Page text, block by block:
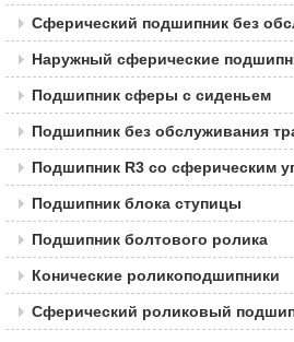
Сферический подшипник без
Наружный сферические
Подшипник сферы с сиденьем
Подшипник без обслуживания
Подшипник R3 со сферическим
Подшипник блока ступицы
Подшипник болтового ролика
Конические роликоподшипники
Сферический роликовый